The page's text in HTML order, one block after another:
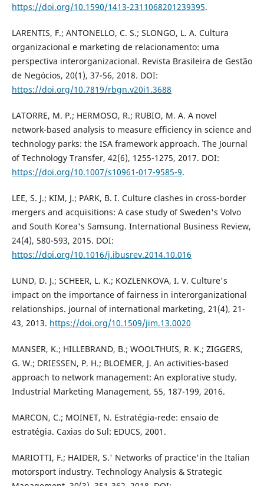
https://doi.org/10.1590/1413-2311068201239395.
LARENTIS, F.; ANTONELLO, C. S.; SLONGO, L. A. Cultura
organizacional e marketing de relacionamento: uma
perspectiva interorganizacional. Revista Brasileira de Gestão
de Negócios, 20(1), 37-56, 2018. DOI:
https://doi.org/10.7819/rbgn.v20i1.3688
LATORRE, M. P.; HERMOSO, R.; RUBIO, M. A. A novel
network-based analysis to measure efficiency in science and
technology parks: the ISA framework approach. The Journal
of Technology Transfer, 42(6), 1255-1275, 2017. DOI:
https://doi.org/10.1007/s10961-017-9585-9.
LEE, S. J.; KIM, J.; PARK, B. I. Culture clashes in cross-border
mergers and acquisitions: A case study of Sweden's Volvo
and South Korea's Samsung. International Business Review,
24(4), 580-593, 2015. DOI:
https://doi.org/10.1016/j.ibusrev.2014.10.016
LUND, D. J.; SCHEER, L. K.; KOZLENKOVA, I. V. Culture's
impact on the importance of fairness in interorganizational
relationships. journal of international marketing, 21(4), 21-
43, 2013. https://doi.org/10.1509/jim.13.0020
MANSER, K.; HILLEBRAND, B.; WOOLTHUIS, R. K.; ZIGGERS,
G. W.; DRIESSEN, P. H.; BLOEMER, J. An activities-based
approach to network management: An explorative study.
Industrial Marketing Management, 55, 187-199, 2016.
MARCON, C.; MOINET, N. Estratégia-rede: ensaio de
estratégia. Caxias do Sul: EDUCS, 2001.
MARIOTTI, F.; HAIDER, S.' Networks of practice'in the Italian
motorsport industry. Technology Analysis & Strategic